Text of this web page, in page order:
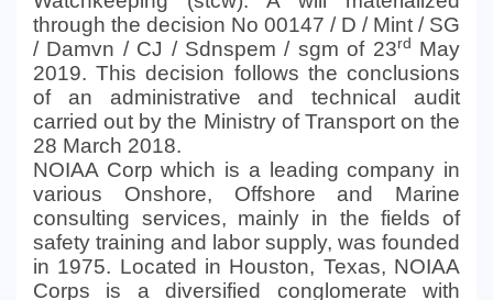
through the decision No 00147 / D / Mint / SG
/ Damvn / CJ / Sdnspem / sgm of 23rd May
2019. This decision follows the conclusions
of an administrative and technical audit
carried out by the Ministry of Transport on the
28 March 2018.
NOIAA Corp which is a leading company in
various Onshore, Offshore and Marine
consulting services, mainly in the fields of
safety training and labor supply, was founded
in 1975. Located in Houston, Texas, NOIAA
Corps is a diversified conglomerate with